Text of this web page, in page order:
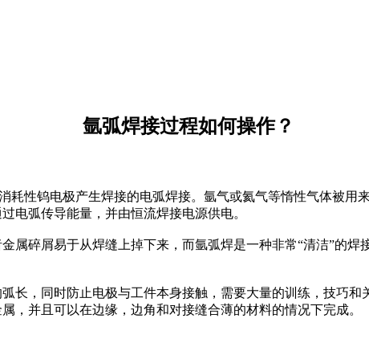
氩弧焊接过程如何操作？
性钨电极产生焊接的电弧焊接。氩气或氦气等惰性气体被用
电弧传导能量，并由恒流焊接电源供电。
碎屑易于从焊缝上掉下来，而氩弧焊是一种非常“清洁”的焊
长，同时防止电极与工件本身接触，需要大量的训练，技巧
，并且可以在边缘，边角和对接缝合薄的材料的情况下完成。